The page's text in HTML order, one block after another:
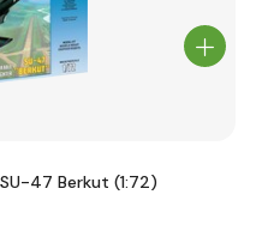
47 Berkut (1:72)